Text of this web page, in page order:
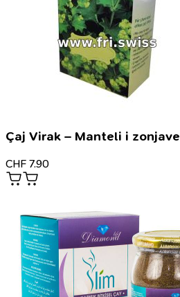
Çaj Virak – Manteli i zonjave
CHF 7.90